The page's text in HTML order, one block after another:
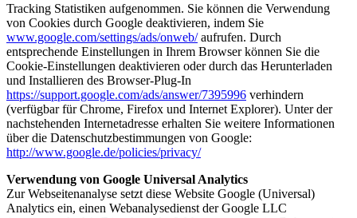
Tracking Statistiken aufgenommen. Sie können die Verwendung
von Cookies durch Google deaktivieren, indem Sie
www.google.com/settings/ads/onweb/aufrufen. Durch
entsprechende Einstellungen in Ihrem Browser können Sie die
Cookie-Einstellungen deaktivieren oder durch das Herunterladen
und Installieren des Browser-Plug-In
https://support.google.com/ads/answer/7395996 verhindern
(verfügbar für Chrome, Firefox und Internet Explorer). Unter der
nachstehenden Internetadresse erhalten Sie weitere Informationen
über die Datenschutzbestimmungen von Google:
http://www.google.de/policies/privacy/
Verwendung von Google Universal Analytics
Zur Webseitenanalyse setzt diese Website Google (Universal)
Analytics ein, einen Webanalysedienst der Google LLC